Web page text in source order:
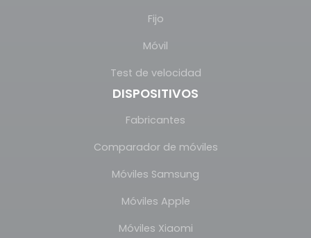
Fijo
Móvil
Test de velocidad
DISPOSITIVOS
Fabricantes
Comparador de móviles
Móviles Samsung
Móviles Apple
Móviles Xiaomi